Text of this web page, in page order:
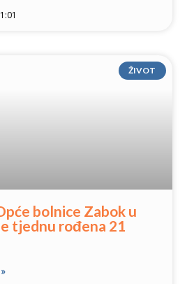
ŽIVOT
bolnice Zabok u
tjednu rođena 21